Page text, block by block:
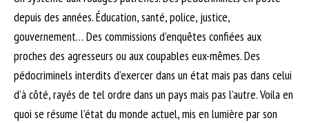
depuis des années. Éducation, santé, police, justice,
gouvernement… Des commissions d’enquêtes confiées aux
proches des agresseurs ou aux coupables eux-mêmes. Des
pédocriminels interdits d’exercer dans un état mais pas dans celui
d’à côté, rayés de tel ordre dans un pays mais pas l’autre. Voila en
quoi se résume l’état du monde actuel, mis en lumière par son